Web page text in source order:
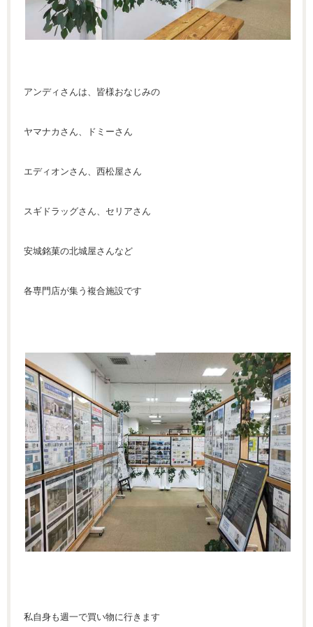
アンディさんは、皆様おなじみの
ヤマナカさん、ドミーさん
エディオンさん、西松屋さん
スギドラッグさん、セリアさん
安城銘菓の北城屋さんなど
各専門店が集う複合施設です
私自身も週一で買い物に行きます